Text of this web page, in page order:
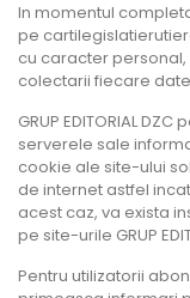
In momentul
pe
cu caracter
colectarii fiecare
GRUP EDITORIAL
serverele sale
cookie ale site-ului
de internet astfel
acest caz, va exista
pe site-urile GRUP
Pentru utilizatorii